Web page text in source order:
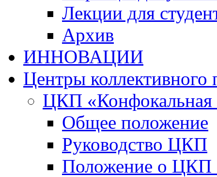
Лекции для
Архив
ИННОВАЦИИ
Центры коллективного
ЦКП «Конфокальная
Общее положение
Руководство ЦКП
Положение о